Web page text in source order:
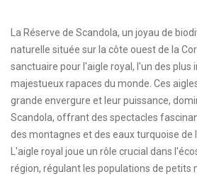
La Réserve de Scandola, un joyau de
naturelle située sur la côte ouest de la
sanctuaire pour l'aigle royal, l'un des plus
majestueux rapaces du monde. Ces
grande envergure et leur puissance,
Scandola, offrant des spectacles
des montagnes et des eaux turquoise de
L'aigle royal joue un rôle crucial dans
région, régulant les populations de